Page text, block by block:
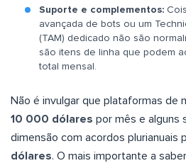
Suporte e complementos:
avançada de bots ou um
(TAM) dedicado não são
são itens de linha que podem
total mensal.
Não é invulgar que plataformas de
10 000 dólares por mês e alguns
dimensão com acordos plurianuais
dólares. O mais importante a